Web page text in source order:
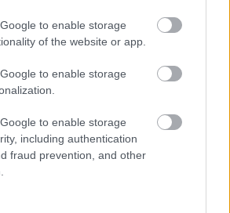
to enable storage
of the website or app.
to enable storage
to enable storage
including authentication
fraud prevention, and other
trendom, dnes sa im radšej
7 vecí robí vašu obývačku
vyriešili známy problém. Dvaja
majú dosť súkromia aj miesto pre
do prania, obliečky budú
Starý trik z hotelov poznali už